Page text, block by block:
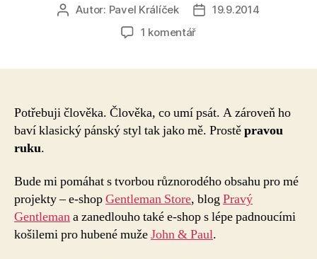
AutorAutor: Pavel Králíček
Datum
19.9.2014
1 komentářu
obsahovou
pravou
Potřebuji člověka. Člověka, co umí psát. A zároveň ho
baví klasický pánský styl tak jako mě. Prostěpravou
ruku.
Bude mi pomáhat s tvorbou různorodého obsahu pro mé
projekty – e-shopGentleman Store, blogPravý
Gentlemana zanedlouho také e-shop s lépe padnoucími
košilemi pro hubené mužeJohn & Paul.